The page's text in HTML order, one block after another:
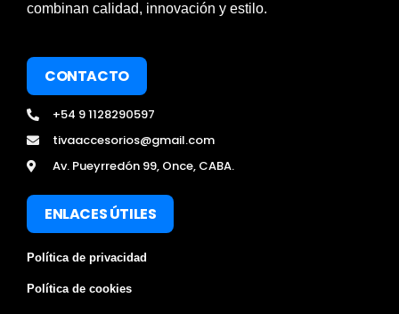
combinan calidad, innovación y estilo.
CONTACTO
+54 9 1128290597
tivaaccesorios@gmail.com
Av. Pueyrredón 99, Once, CABA.
ENLACES ÚTILES
Política de privacidad
Política de cookies